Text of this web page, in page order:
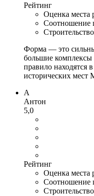
Рейтинг
Оценка места
Соотношение
Форма — это
большие
правило находятся
исторических мест
А
Антон
5,0
Рейтинг
Оценка места
Соотношение